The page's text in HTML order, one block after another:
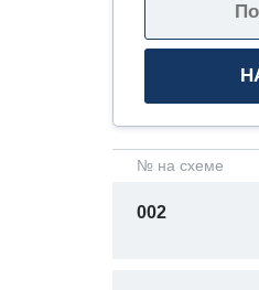
№ на схеме
002